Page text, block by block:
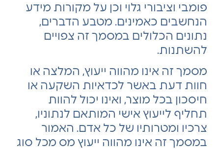
פומבי וציבורי גלוי וכן על מקורות מידע
הנחשבים כאמינים. מטבע הדברים,
נתונים הכלולים במסמך זה צפויים
להשתנות.
מסמך זה אינו מהווה ייעוץ, המלצה או
חוות דעת באשר לכדאיות השקעה או
חיסכון בכל מוצר, ואינו יכול להוות
תחליף לייעוץ אישי המותאם לנתוניו,
צרכיו ומטרותיו של כל אדם. האמור
במסמך זה אינו מהווה ייעוץ מס מכל סוג